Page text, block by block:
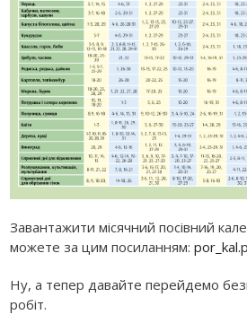
Завантажити місячний посівний
можете за цим посиланням:
Ну, а тепер давайте перейдемо
робіт.